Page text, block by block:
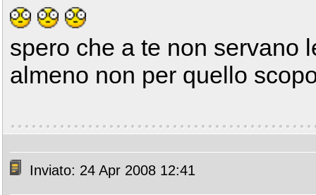
spero che a te non servano
almeno non per quello
Inviato: 24 Apr 2008 12:41